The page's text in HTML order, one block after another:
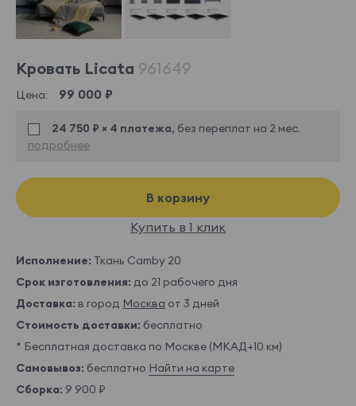
Кровать Licata 961649
Цена: 99 000 ₽
24 750 ₽ × 4 платежа, без переплат на 2 мес.
подробнее
В корзину
Купить в 1 клик
Исполнение: Ткань Camby 20
Срок изготовления: до 21 рабочего дня
Доставка: в город Москва от 3 дней
Стоимость доставки: бесплатно
* Бесплатная доставка по Москве (МКАД+10 км)
Самовывоз: бесплатно Найти на карте
Сборка: 9 900 ₽